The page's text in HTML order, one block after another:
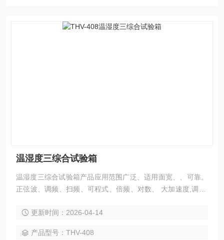
温湿度三综合试验箱
温湿度三综合试验箱产品应用范围广泛、适用面宽、、可靠。
正弦波、调频、扫频、可程式、倍频、对数、 大加速度,调幅,
更新时间：2026-04-14
产品型号：THV-408